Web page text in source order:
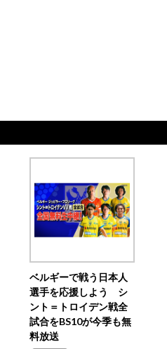
ベルギーで戦う日本人
選手を応援しよう シ
ント＝トロイデン戦全
試合をBS10が今季も無
料放送